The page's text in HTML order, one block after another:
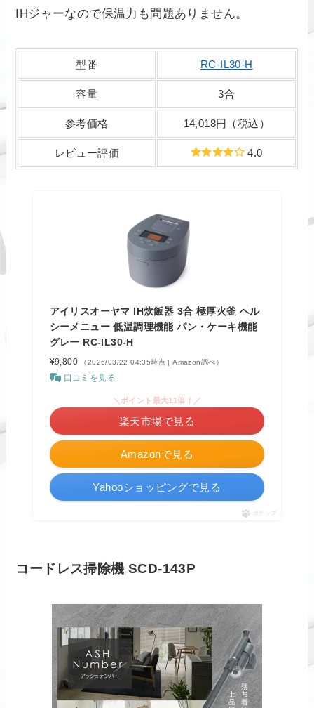
IHジャーなので保温力も問題ありません。
型番 RC-IL30-H
容量 3合
参考価格 14,018円（税込）
レビュー評価 4.0
アイリスオーヤマ IH炊飯器 3合 極厚火釜 ヘル
シーメニュー 低温調理機能 パン・ケーキ機能
グレー RC-IL30-H
¥9,800 （2026/03/22 04:35時点 | Amazon調べ）
口コミを見る
Amazonで見る
＼ポイント最大11倍！／
楽天市場で見る
Yahooショッピングで見る
ポチップ
コードレス掃除機 SCD-143P